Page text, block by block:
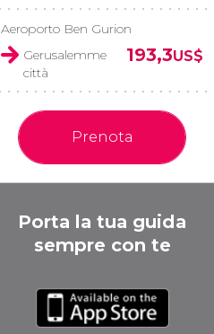
Aeroporto Ben Gurion
Gerusalemme
città
193,3US$
Prenota
Porta la tua guida
sempre con te